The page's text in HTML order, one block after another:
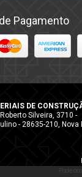
Pagamento
DE
Silveira, 3710 -
- 28635-210, Nova
Pode